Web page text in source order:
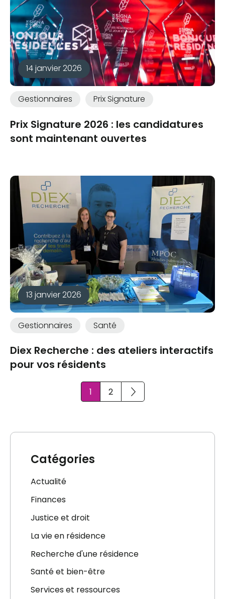
14 janvier 2026
Gestionnaires Prix Signature
Prix Signature 2026 : les candidatures
sont maintenant ouvertes
13 janvier 2026
Gestionnaires Santé
Diex Recherche : des ateliers interactifs
pour vos résidents
1 2
Catégories
Actualité
Finances
Justice et droit
La vie en résidence
Recherche d'une résidence
Santé et bien-être
Services et ressources